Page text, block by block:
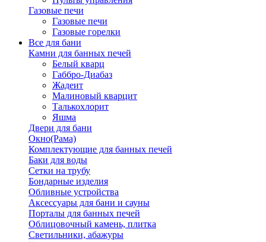
Газовые печи
Газовые печи
Газовые горелки
Все для бани
Камни для банных печей
Белый кварц
Габбро-Диабаз
Жадеит
Малиновый кварцит
Талькохлорит
Яшма
Двери для бани
Окно(Рама)
Комплектующие для банных печей
Баки для воды
Сетки на трубу
Бондарные изделия
Обливные устройства
Аксессуары для бани и сауны
Порталы для банных печей
Облицовочный камень, плитка
Светильники, абажуры